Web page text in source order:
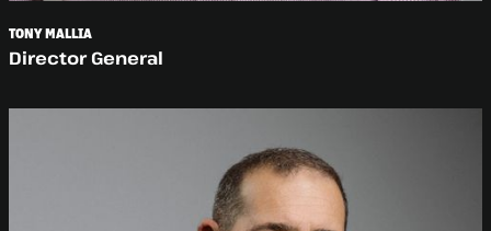
TONY MALLIA
Director General